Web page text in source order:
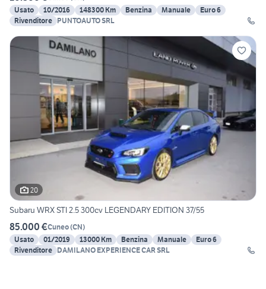
Usato
10/2016 148300 Km Benzina Manuale
Euro 6
Rivenditore PUNTOAUTO SRL
20
Subaru WRX STI 2.5 300cv LEGENDARY EDITION 37/55
85.000 €Cuneo(CN)
Usato
01/2019 13000 Km Benzina Manuale
Euro 6
Rivenditore DAMILANO EXPERIENCE CAR SRL